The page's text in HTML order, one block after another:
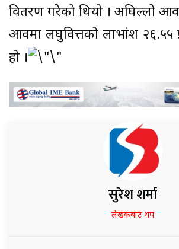
वितरण गरेको थियो । अघिल्लो
आवमा लघुवित्तको लाभांश २६.५५
हो ।
सुरेश शर्मा
लेखकबाट थप